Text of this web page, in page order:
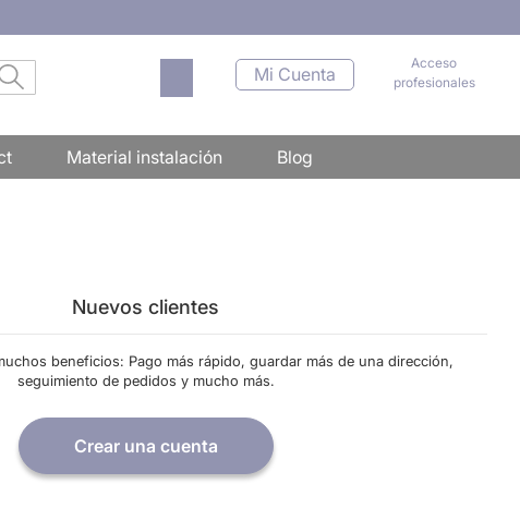
Acceso
profesionales
Mi Cuenta
Mi carrito
Material instalación Blog
Nuevos clientes
beneficios: Pago más rápido, guardar más de una dirección,
seguimiento de pedidos y mucho más.
Crear una cuenta